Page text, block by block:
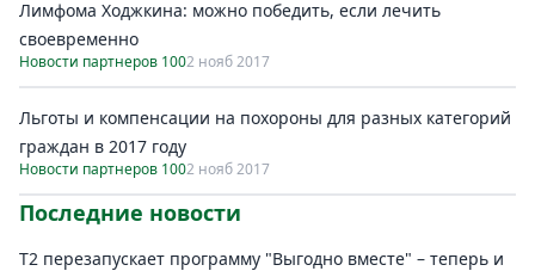
Лимфома Ходжкина: можно победить, если лечить
своевременно
Новости партнеров 1002 нояб 2017
Льготы и компенсации на похороны для разных категорий
граждан в 2017 году
Новости партнеров 1002 нояб 2017
Последние новости
Т2 перезапускает программу "Выгодно вместе" – теперь и